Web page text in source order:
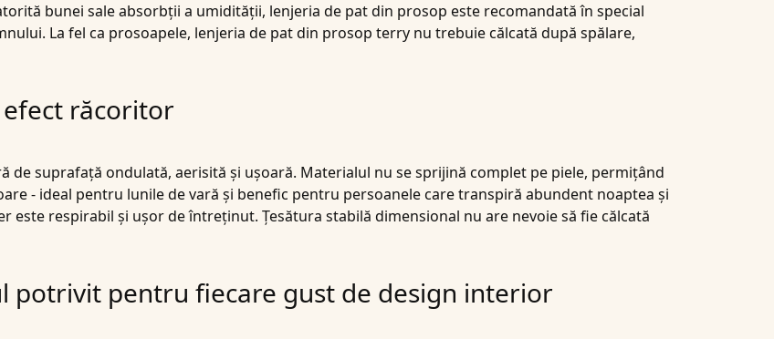
bunei sale absorbții a umidității, lenjeria de pat din prosop este recomandată în special
La fel ca prosoapele, lenjeria de pat din prosop terry nu trebuie călcată după spălare,
răcoritor
de suprafață ondulată, aerisită și ușoară. Materialul nu se sprijină complet pe piele, permițând
- ideal pentru lunile de vară și benefic pentru persoanele care transpiră abundent noaptea și
este respirabil și ușor de întreținut. Țesătura stabilă dimensional nu are nevoie să fie călcată
potrivit pentru fiecare gust de design interior